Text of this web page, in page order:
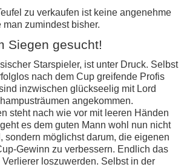
zu verkaufen ist keine angenehme
zumindest bisher.
Siegen gesucht!
Starspieler, ist unter Druck. Selbst
nach dem Cup greifende Profis
inzwischen glückseelig mit Lord
angekommen.
steht nach wie vor mit leeren Händen
es dem guten Mann wohl nun nicht
sondern möglichst darum, die eigenen
Gewinn zu verbessern. Endlich das
Verlierer loszuwerden. Selbst in der